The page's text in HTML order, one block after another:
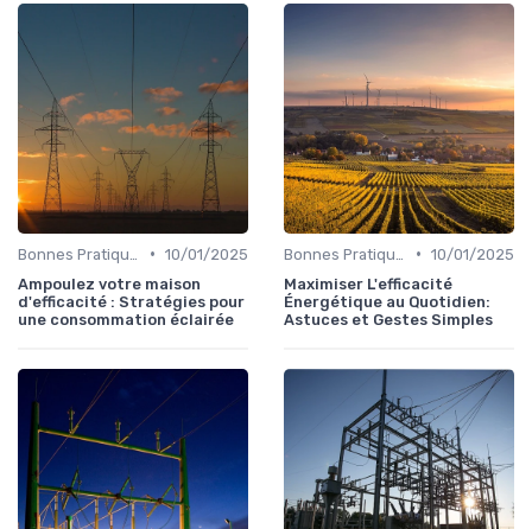
• 10/01/2025
Ampoulez votre maison
d'efficacité : Stratégies pour
une consommation éclairée
• 10/01/2025
Maximiser L'efficacité
Énergétique au Quotidien:
Astuces et Gestes Simples